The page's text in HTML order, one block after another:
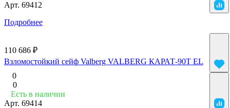
Арт. 69412
Подробнее
110 686 ₽
Взломостойкий сейф Valberg VALBERG КАРАТ-90T EL
0
0
Есть в наличии
Арт. 69414